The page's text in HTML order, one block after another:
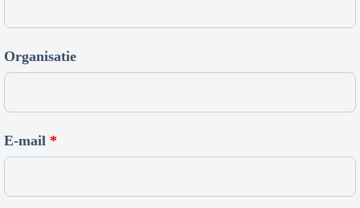
Organisatie
E-mail *